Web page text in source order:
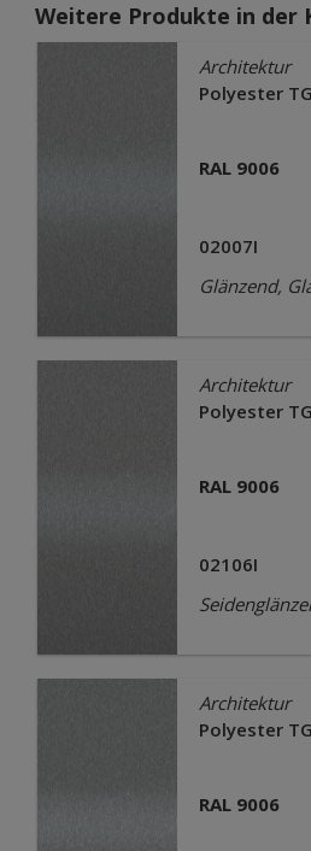
Weitere Produkte in der
Architektur
Polyester
RAL 9006
02007I
Glänzend,
Architektur
Polyester
RAL 9006
02106I
Architektur
Polyester
RAL 9006